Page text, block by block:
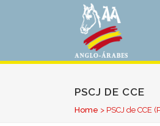
PSCJ DE CCE
Home > PSCJ de CCE